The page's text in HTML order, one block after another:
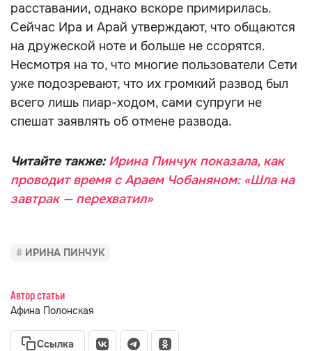
расставании, однако вскоре примирилась.
Сейчас Ира и Арай утверждают, что общаются
на дружеской ноте и больше не ссорятся.
Несмотря на то, что многие пользователи Сети
уже подозревают, что их громкий развод был
всего лишь пиар-ходом, сами супруги не
спешат заявлять об отмене развода.
Читайте также: Ирина Пинчук показала, как
проводит время с Араем Чобаняном: «Шла на
завтрак — перехватил»
ИРИНА ПИНЧУК
Автор статьи
Афина Полонская
Ссылка